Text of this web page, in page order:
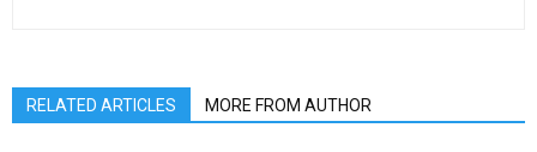
RELATED ARTICLES MORE FROM AUTHOR